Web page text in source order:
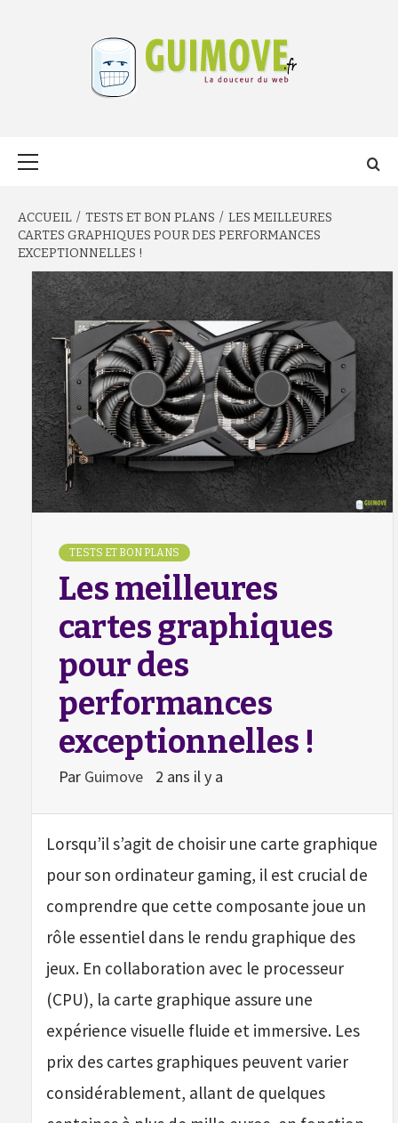
ACCUEIL TESTS ET BON PLANS
LES MEILLEURES
CARTES GRAPHIQUES POUR DES PERFORMANCES
EXCEPTIONNELLES !
TESTS ET BON PLANS
Les meilleures
cartes graphiques
pour des
performances
exceptionnelles !
Par Guimove 2 ans il y a
Lorsqu’il s’agit de choisir une carte graphique
pour son ordinateur gaming, il est crucial de
comprendre que cette composante joue un
rôle essentiel dans le rendu graphique des
jeux. En collaboration avec le processeur
(CPU), la carte graphique assure une
expérience visuelle fluide et immersive. Les
prix des cartes graphiques peuvent varier
considérablement, allant de quelques